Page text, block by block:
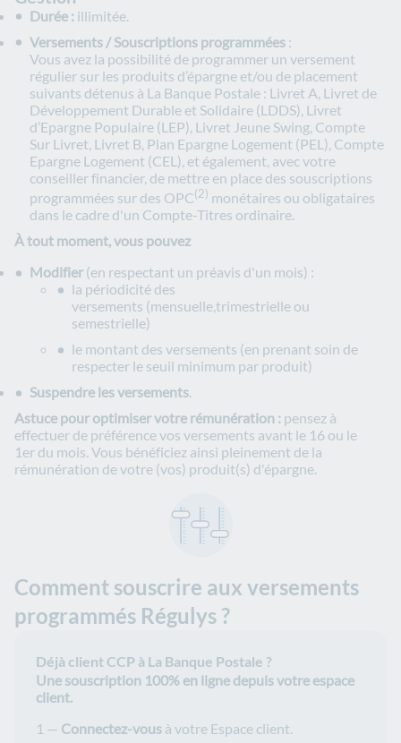
Durée : illimitée.
Versements / Souscriptions programmées :
Vous avez la possibilité de programmer un versement
régulier sur les produits d’épargne et/ou de placement
suivants détenus à La Banque Postale : Livret A, Livret de
Développement Durable et Solidaire (LDDS), Livret
d’Epargne Populaire (LEP), Livret Jeune Swing, Compte
Sur Livret, Livret B, Plan Epargne Logement (PEL), Compte
Epargne Logement (CEL), et également, avec votre
conseiller financier, de mettre en place des souscriptions
programmées sur des OPC(2) monétaires ou obligataires
dans le cadre d'un Compte-Titres ordinaire.
À tout moment, vous pouvez
Modifier(en respectant un préavis d'un mois) :
la périodicité des
versements (mensuelle,trimestrielle ou
semestrielle)
le montant des versements (en prenant soin de
respecter le seuil minimum par produit)
Suspendre les versements.
Astuce pour optimiser votre rémunération : pensez à
effectuer de préférence vos versements avant le 16 ou le
1er du mois. Vous bénéficiez ainsi pleinement de la
rémunération de votre (vos) produit(s) d'épargne.
Comment souscrire aux versements
programmés Régulys ?
Déjà client CCP à La Banque Postale ?
Une souscription 100% en ligne depuis votre espace
client.
Connectez-vous à votre Espace client.